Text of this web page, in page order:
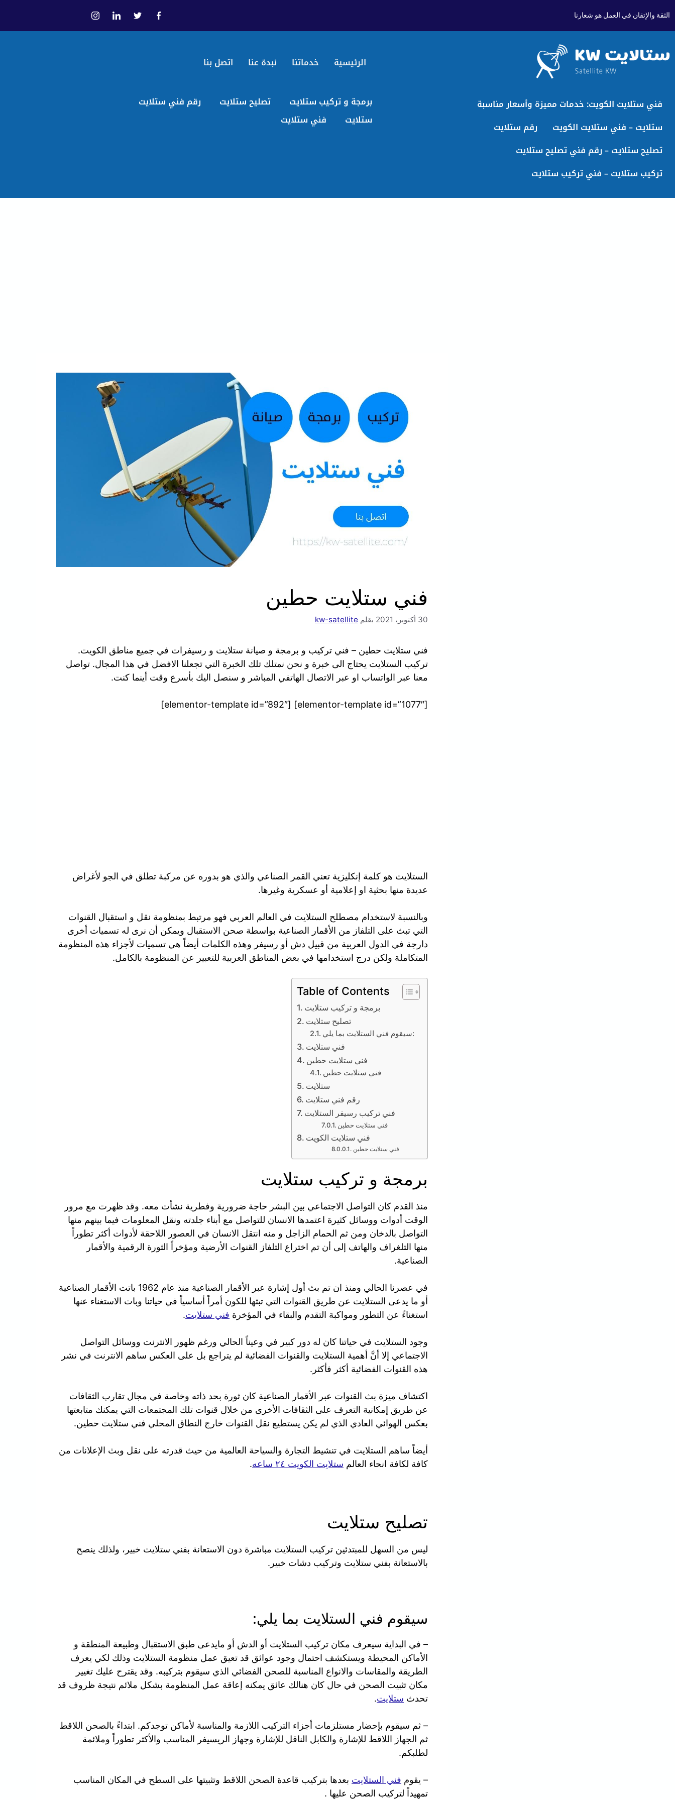
الثقة والإتقان في العمل هو شعارنا
الرئيسية خدماتنا نبدة عنا اتصل بنا
فني ستلايت الكويت: خدمات مميزة وأسعار مناسبة
ستلايت – فني ستلايت الكويت
رقم ستلايت
تصليح ستلايت – رقم فني تصليح ستلايت
تركيب ستلايت – فني تركيب ستلايت
برمجة و تركيب ستلايت تصليح ستلايت
رقم فني ستلايت
ستلايت
فني ستلايت
فني ستلايت حطين
30 أكتوبر، 2021 بقلم kw-satellite
فني ستلايت حطين – فني تركيب و برمجة و صيانة ستلايت و رسيفرات في جميع مناطق الكويت.
تركيب الستلايت يحتاج الى خبرة و نحن نمتلك تلك الخبرة التي تجعلنا الافضل في هذا المجال. تواصل
معنا عبر الواتساب او عبر الاتصال الهاتفي المباشر و سنصل اليك بأسرع وقت أينما كنت.
[elementor-template id=”1077″] [elementor-template id=”892″]
الستلايت هو كلمة إنكليزية تعني القمر الصناعي والذي هو بدوره عن مركبة تطلق في الجو لأغراض
عديدة منها بحثية او إعلامية أو عسكرية وغيرها.
وبالنسبة لاستخدام مصطلح الستلايت في العالم العربي فهو مرتبط بمنظومة نقل و استقبال القنوات
التي تبث على التلفاز من الأقمار الصناعية بواسطة صحن الاستقبال ويمكن أن نرى له تسميات أخرى
دارجة في الدول العربية من قبيل دش أو رسيفر وهذه الكلمات أيضاً هي تسميات لأجزاء هذه المنظومة
المتكاملة ولكن درج استخدامها في بعض المناطق العربية للتعبير عن المنظومة بالكامل.
Table of Contents
برمجة و تركيب ستلايت
تصليح ستلايت
سيقوم فني الستلايت بما يلي:
فني ستلايت
فني ستلايت حطين
فني ستلايت حطين
ستلايت
رقم فني ستلايت
فني تركيب رسيفر الستلايت
فني ستلايت حطين
فني ستلايت الكويت
فني ستلايت حطين
برمجة و تركيب ستلايت
منذ القدم كان التواصل الاجتماعي بين البشر حاجة ضرورية وفطرية نشأت معه. وقد ظهرت مع مرور
الوقت أدوات ووسائل كثيرة اعتمدها الانسان للتواصل مع أبناء جلدته ونقل المعلومات فيما بينهم منها
التواصل بالدخان ومن ثم الحمام الزاجل و منه انتقل الانسان في العصور اللاحقة لأدوات أكثر تطوراً
منها التلغراف والهاتف إلى أن تم اختراع التلفاز القنوات الأرضية ومؤخراً الثورة الرقمية والأقمار
الصناعية.
في عصرنا الحالي ومنذ ان تم بث أول إشارة عبر الأقمار الصناعية منذ عام 1962 باتت الأقمار الصناعية
أو ما يدعى الستلايت عن طريق القنوات التي تبثها للكون أمراً أساسياً في حياتنا وبات الاستغناء عنها
استغناءً عن التطور ومواكبة التقدم والبقاء في المؤخرة فني ستلايت.
وجود الستلايت في حياتنا كان له دور كبير في وعيناً الحالي ورغم ظهور الانترنت ووسائل التواصل
الاجتماعي إلا أنَّ أهمية الستلايت والقنوات الفضائية لم يتراجع بل على العكس ساهم الانترنت في نشر
هذه القنوات الفضائية أكثر فأكثر.
اكتشاف ميزة بث القنوات عبر الأقمار الصناعية كان ثورة بحد ذاته وخاصة في مجال تقارب الثقافات
عن طريق إمكانية التعرف على الثقافات الأخرى من خلال قنوات تلك المجتمعات التي يمكنك متابعتها
بعكس الهوائي العادي الذي لم يكن يستطيع نقل القنوات خارج النطاق المحلي فني ستلايت حطين.
أيضاً ساهم الستلايت في تنشيط التجارة والسياحة العالمية من حيث قدرته على نقل وبث الإعلانات من
كافة لكافة انحاء العالم ستلايت الكويت ٢٤ ساعه .
تصليح ستلايت
ليس من السهل للمبتدئين تركيب الستلايت مباشرة دون الاستعانة بفني ستلايت خبير، ولذلك ينصح
بالاستعانة بفني ستلايت وتركيب دشات خبير.
سيقوم فني الستلايت بما يلي:
– في البداية سيعرف مكان تركيب الستلايت أو الدش أو مايدعى طبق الاستقبال وطبيعة المنطقة و
الأماكن المحيطة ويستكشف احتمال وجود عوائق قد تعيق عمل منظومة الستلايت وذلك لكي يعرف
الطريقة والمقاسات والانواع المناسبة للصحن الفضائي الذي سيقوم بتركيبه. وقد يقترح عليك تغيير
مكان تثبيت الصحن في حال كان هنالك عائق يمكنه إعاقة عمل المنظومة بشكل ملائم نتيجة ظروف قد
تحدث ستلايت.
– ثم سيقوم بإحضار مستلزمات أجزاء التركيب اللازمة والمناسبة لأماكن توجدكم. ابتداءً بالصحن اللاقط
ثم الجهاز اللاقط للإشارة والكابل الناقل للإشارة وجهاز الريسيفر المناسب والأكثر تطوراً وملائمة
لطلبكم.
– يقوم فني الستلايت بعدها بتركيب قاعدة الصحن اللاقط وتثبيتها على السطح في المكان المناسب
تمهيداً لتركيب الصحن عليها .